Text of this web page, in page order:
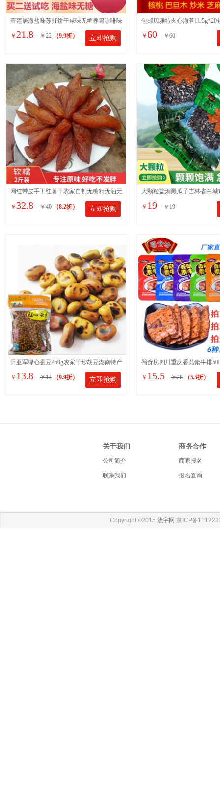
壹莲居海盐味苏打饼干咸味无糖养胃咖啡味
梳打柠檬夹心脆饼干代餐
￥ 21.8 ￥22 （9.9折） 立即抢购
包邮贝雅特夹心海苔11.5g*20
￥ 60 ￥60
网红带皮手工红薯干农家自制无糖精无油无
添加零食番薯软糯地瓜干
￥ 32.8 ￥40 （8.2折） 立即抢购
大颗粒盐焗黑瓜子吉林省白城
￥ 19 ￥19
田亚军绿心蚕豆450g农家干炒胡豆湖南特产
硬蚕豆原味坚果小吃零食
￥ 13.8 ￥14 （9.9折） 立即抢购
蜀食坊四川重庆香菇素牛排
手撕豆腐干豆制品零食
￥ 15.5 ￥28 （5.5折）
关于我们
公司简介
联系我们
商务合作
商家报名
报名查询
Copyright ©2015流宇网 京ICP备